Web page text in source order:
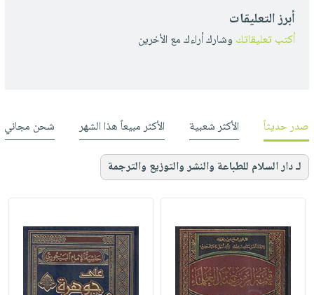
أبرز التعليقات
أكتب تعليقاتك وشارك أراءك مع الأخرين
صدر حديثاً الأكثر شعبية الأكثر مبيعاً هذا الشهر شحن مجاني
لـ دار السلام للطباعة والنشر والتوزيع والترجمة